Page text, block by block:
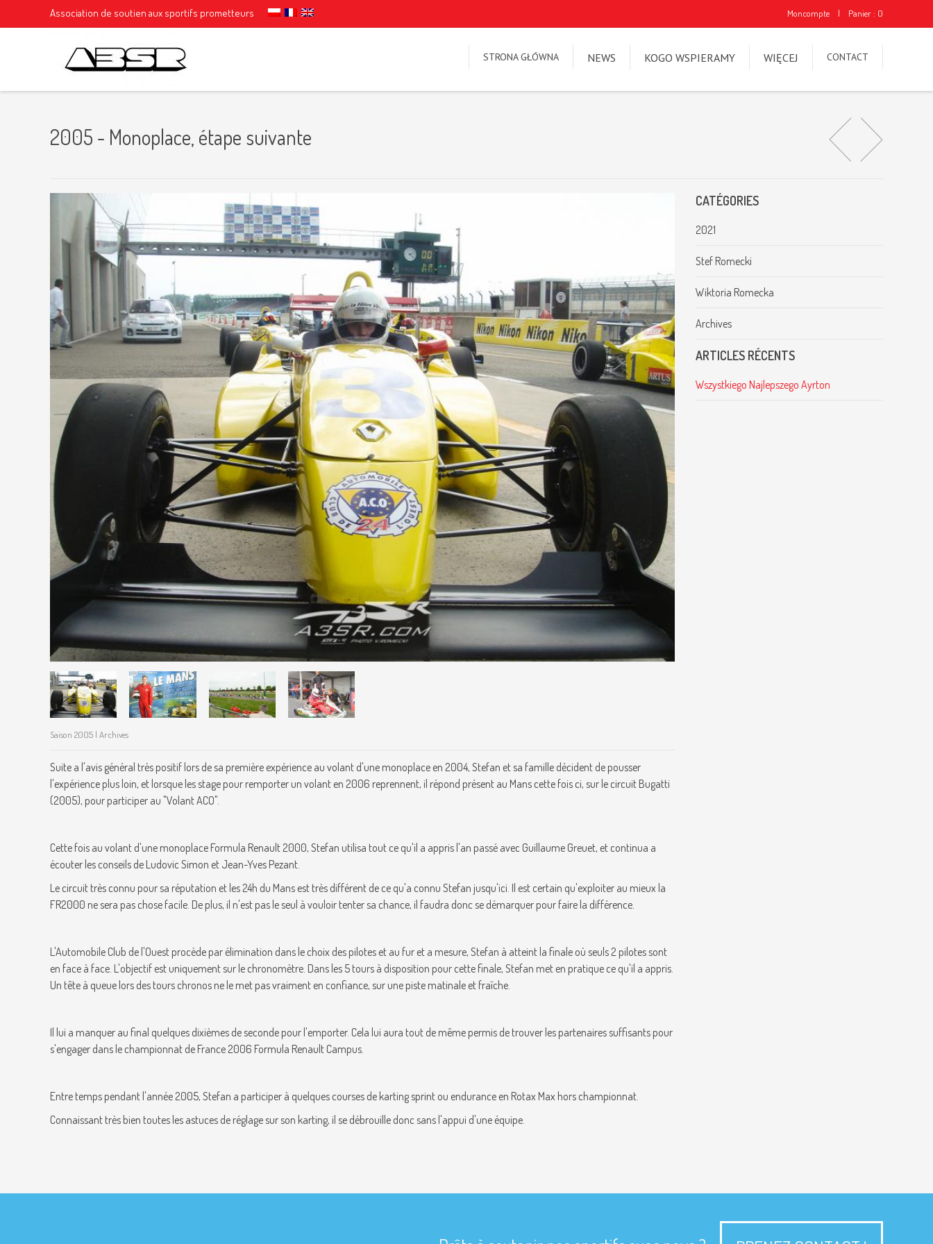
Association de soutien aux sportifs prometteurs Panier : 0
|
Moncompte
STRONA GŁÓWNA NEWS KOGO WSPIERAMY WIĘCEJ CONTACT
2005 - Monoplace, étape suivante
CATÉGORIES
2021
Stef Romecki
Wiktoria Romecka
Archives
ARTICLES RÉCENTS
Wszystkiego Najlepszego Ayrton
Saison 2005 | Archives
Suite a l'avis général très positif lors de sa première expérience au volant d'une monoplace en 2004, Stefan et sa famille décident de pousser
l'expérience plus loin, et lorsque les stage pour remporter un volant en 2006 reprennent, il répond présent au Mans cette fois ci, sur le circuit Bugatti
(2005), pour participer au "Volant ACO".
Cette fois au volant d'une monoplace Formula Renault 2000, Stefan utilisa tout ce qu'il a appris l'an passé avec Guillaume Greuet, et continua a
écouter les conseils de Ludovic Simon et Jean-Yves Pezant.
Le circuit très connu pour sa réputation et les 24h du Mans est très différent de ce qu'a connu Stefan jusqu'ici. Il est certain qu'exploiter au mieux la
FR2000 ne sera pas chose facile. De plus, il n'est pas le seul à vouloir tenter sa chance, il faudra donc se démarquer pour faire la différence.
L'Automobile Club de l'Ouest procède par élimination dans le choix des pilotes et au fur et a mesure, Stefan à atteint la finale où seuls 2 pilotes sont
en face à face. L'objectif est uniquement sur le chronomètre. Dans les 5 tours à disposition pour cette finale, Stefan met en pratique ce qu'il a appris.
Un tête à queue lors des tours chronos ne le met pas vraiment en confiance, sur une piste matinale et fraîche.
Il lui a manquer au final quelques dixièmes de seconde pour l'emporter. Cela lui aura tout de même permis de trouver les partenaires suffisants pour
s'engager dans le championnat de France 2006 Formula Renault Campus.
Entre temps pendant l'année 2005, Stefan a participer à quelques courses de karting sprint ou endurance en Rotax Max hors championnat.
Connaissant très bien toutes les astuces de réglage sur son karting, il se débrouille donc sans l'appui d'une équipe.